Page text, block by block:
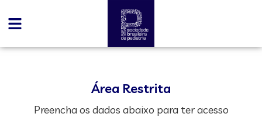
Área Restrita
Preencha os dados abaixo para ter acesso